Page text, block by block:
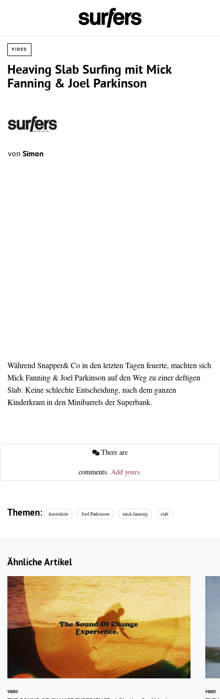
VIDEO
Heaving Slab Surfing mit Mick
Fanning & Joel Parkinson
von Simon
Während Snapper& Co in den letzten Tagen feuerte, machten sich
Mick Fanning & Joel Parkinson auf den Weg zu einer deftigen
Slab. Keine schlechte Entscheidung, nach dem ganzen
Kinderkram in den Minibarrels der Superbank.
comments. Add yours.
Themen: Australien Joel Parkinson mick fanning slab
Ähnliche Artikel
VIDEO VIDEO